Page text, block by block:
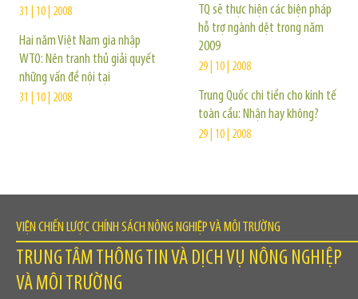
31 | 10 | 2008
Hai năm Việt Nam gia nhập
WTO: Nên tranh thủ giải quyết
những vấn đề nội tại
31 | 10 | 2008
TQ sẽ thực hiện các biện pháp
hỗ trợ ngành dệt trong năm
2009
29 | 10 | 2008
Trung Quốc chi tiền cho kinh tế
toàn cầu: Nhận hay không?
29 | 10 | 2008
VIỆN CHIẾN LƯỢC CHÍNH SÁCH NÔNG NGHIỆP VÀ MÔI TRƯỜNG
TRUNG TÂM THÔNG TIN VÀ DỊCH VỤ NÔNG NGHIỆP
VÀ MÔI TRƯỜNG